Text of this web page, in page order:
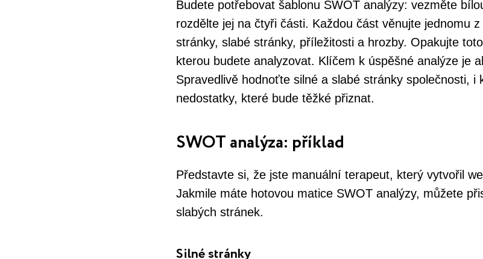
Budete potřebovat šablonu SWOT analýzy: vezměte
rozdělte jej na čtyři části. Každou část věnujte jednomu
stránky, slabé stránky, příležitosti a hrozby. Opakujte
kterou budete analyzovat. Klíčem k úspěšné analýze je
Spravedlivě hodnoťte silné a slabé stránky společnosti, i
nedostatky, které bude těžké přiznat.
SWOT analýza: příklad
Představte si, že jste manuální terapeut, který vytvořil
Jakmile máte hotovou matice SWOT analýzy, můžete
slabých stránek.
Silné stránky